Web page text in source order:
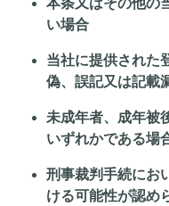
本条又はその他の
い場合
当社に提供された
偽、誤記又は記載
未成年者、成年被
いずれかである場
刑事裁判手続にお
ける可能性が認め